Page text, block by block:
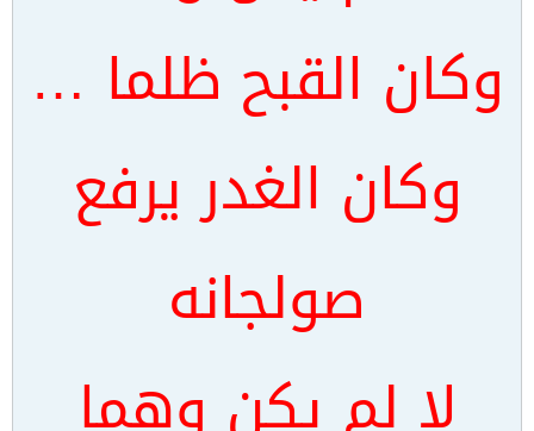
وكان القبح ظلما …
وكان الغدر يرفع
صولجانه
لا لم يكن وهما